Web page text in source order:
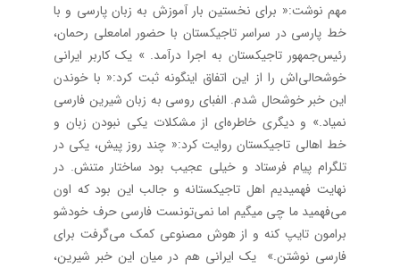
مهم نوشت:« برای نخستین بار آموزش به زبان پارسی و با
خط پارسی در سراسر تاجیکستان با حضور امامعلی رحمان،
رئیس‌جمهور تاجیکستان به اجرا درآمد. » یک کاربر ایرانی
خوشحالی‌اش را از این اتفاق اینگونه ثبت کرد:« با خوندن
این خبر خوشحال شدم. الفبای روسی به زبان شیرین فارسی
نمیاد.» و دیگری خاطره‌ای از مشکلات یکی نبودن زبان و
خط اهالی تاجیکستان روایت کرد:« چند روز پیش، یکی در
تلگرام پیام فرستاد و خیلی عجیب بود ساختار متنش. در
نهایت فهمیدیم اهل تاجیکستانه و جالب این بود که اون
می‌فهمید ما چی میگیم اما نمی‌تونست فارسی حرف خودشو
برامون تایپ کنه و از هوش مصنوعی کمک می‌گرفت برای
فارسی نوشتن.» یک ایرانی هم در میان این خبر شیرین،